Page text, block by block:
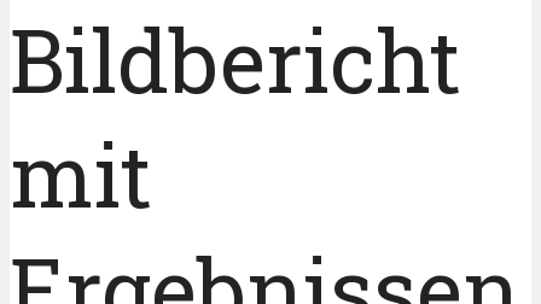
Bildbericht
mit